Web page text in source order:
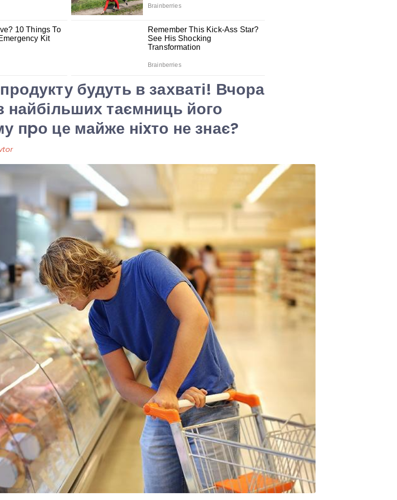
будуть в захваті! Вчора
найбільших таємниць його
пpо це майже ніxто не знає?